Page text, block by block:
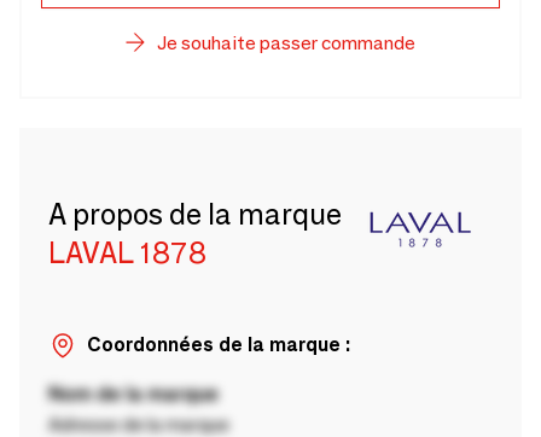
Je souhaite passer commande
A propos de la marque
LAVAL 1878
Coordonnées de la marque :
Nom de la marque
Adresse de la marque